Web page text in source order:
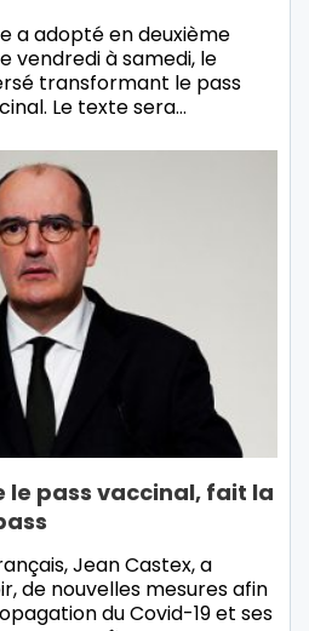
a adopté en deuxième
vendredi à samedi, le
transformant le pass
Le texte sera…
le pass vaccinal, fait la
Jean Castex, a
de nouvelles mesures afin
du Covid-19 et ses